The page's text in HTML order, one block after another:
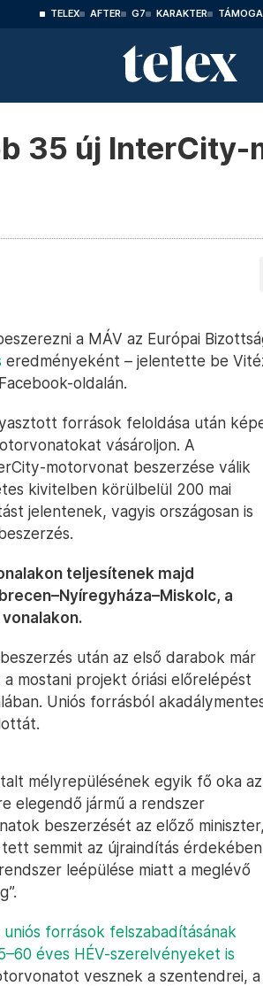
TELEX AFTER G7 KARAKTER
35 új
a MÁV az Európai
eredményeként – jelentette be
oldalán.
források feloldása után
vásároljon. A
motorvonat beszerzése válik
kivitelben körülbelül 200 mai
jelentenek, vagyis országosan is
teljesítenek majd
a
után az első darabok már
mostani projekt óriási előrelépést
Uniós forrásból
mélyrepülésének egyik fő oka az
elegendő jármű a rendszer
beszerzését az előző miniszter,
semmit az újraindítás
leépülése miatt a meglévő
uniós források felszabadításának
éves HÉV-szerelvényeket is
vesznek a szentendrei, a